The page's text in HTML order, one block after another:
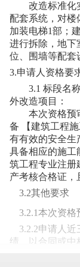
改造标准化
配套系统，对楼
加装电梯1部；
进行拆除，地下
位、围墙等配套
3.申请人资格要
3.1 标段名称
外改造项目
：
本次资格预
备 【建筑工程
有有效的安全生
具备相应的施工
筑工程专业注册
产考核合格证，
3.2其他要求
3.2.1本次资格
3.2.2申请人近
绩，以合同或中